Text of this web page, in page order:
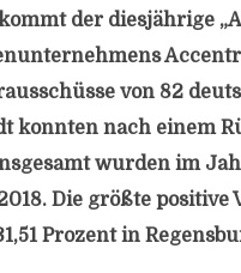
der diesjährige
von 82
konnten nach einem
wurden im
Die größte
Prozent in